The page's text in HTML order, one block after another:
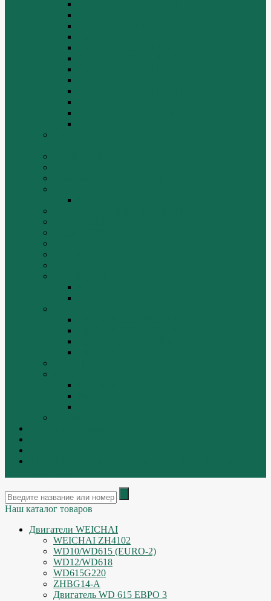
Наш каталог товаров
Двигатели WEICHAI
WEICHAI ZH4102
WD10/WD615 (EURO-2)
WD12/WD618
WD615G220
ZHBG14-A
Двигатель WD 615 ЕВРО 3